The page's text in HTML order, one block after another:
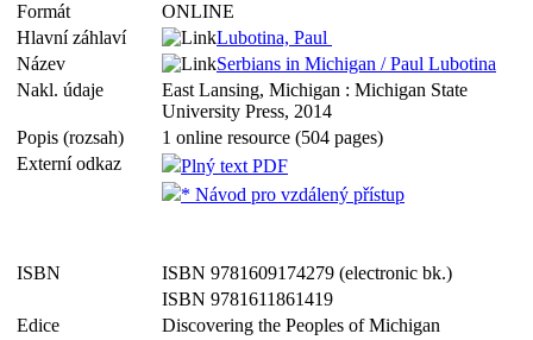
Formát
ONLINE
Hlavní záhlaví
Lubotina, Paul
Název
Serbians in Michigan / Paul Lubotina
Nakl. údaje
East Lansing, Michigan : Michigan State
University Press, 2014
Popis (rozsah)
1 online resource (504 pages)
Externí odkaz
Plný text PDF
* Návod pro vzdálený přístup
ISBN
ISBN 9781609174279 (electronic bk.)
ISBN 9781611861419
Edice
Discovering the Peoples of Michigan